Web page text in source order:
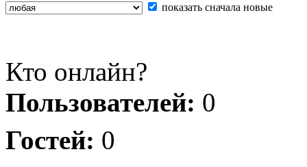
показать сначала новые
Кто онлайн?
Пользователей: 0
Гостей: 0